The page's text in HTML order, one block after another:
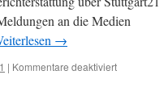
an die Medien
→
| Kommentare deaktiviertfür